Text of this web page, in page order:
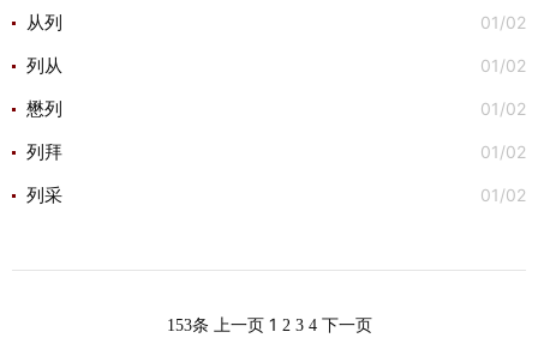
01/02
从列
01/02
列从
01/02
懋列
01/02
列拜
01/02
列采
153条 上一页 1 2 3 4 下一页